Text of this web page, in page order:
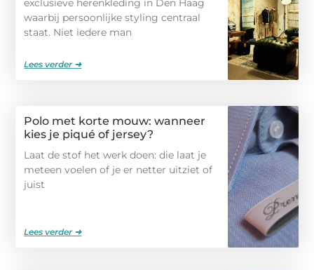
exclusieve herenkleding in Den Haag
waarbij persoonlijke styling centraal
staat. Niet iedere man
Lees verder ➜
Polo met korte mouw: wanneer
kies je piqué of jersey?
Laat de stof het werk doen: die laat je
meteen voelen of je er netter uitziet of
juist
Lees verder ➜